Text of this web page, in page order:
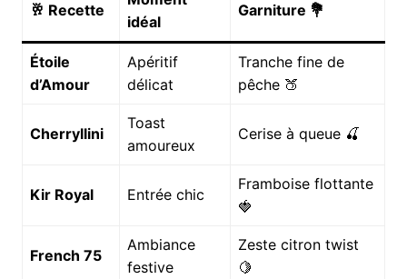
🥂 Recette
idéal
Garniture 💐
Étoile
d’Amour
Apéritif
délicat
Tranche fine de
pêche 🍑
Cherryllini
Toast
amoureux
Cerise à queue 🍒
Kir Royal Entrée chic
Framboise flottante
🍓
French 75
Ambiance
festive
Zeste citron twist
🍋